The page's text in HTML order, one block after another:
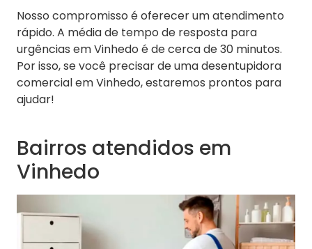
Nosso compromisso é oferecer um atendimento
rápido. A média de tempo de resposta para
urgências em Vinhedo é de cerca de 30 minutos.
Por isso, se você precisar de uma desentupidora
comercial em Vinhedo, estaremos prontos para
ajudar!
Bairros atendidos em
Vinhedo